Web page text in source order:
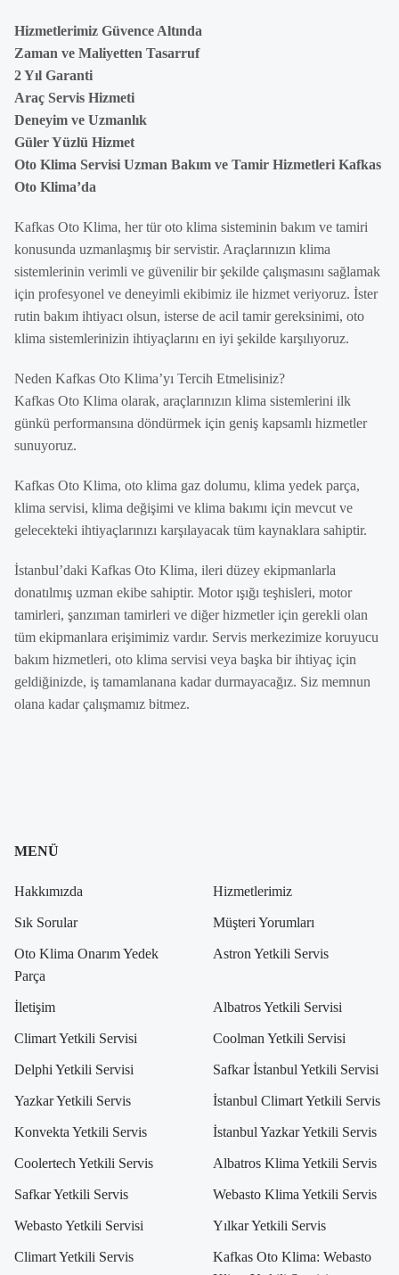
Hizmetlerimiz Güvence Altında
Zaman ve Maliyetten Tasarruf
2 Yıl Garanti
Araç Servis Hizmeti
Deneyim ve Uzmanlık
Güler Yüzlü Hizmet
Oto Klima Servisi Uzman Bakım ve Tamir Hizmetleri Kafkas
Oto Klima’da
Kafkas Oto Klima, her tür oto klima sisteminin bakım ve tamiri
konusunda uzmanlaşmış bir servistir. Araçlarınızın klima
sistemlerinin verimli ve güvenilir bir şekilde çalışmasını sağlamak
için profesyonel ve deneyimli ekibimiz ile hizmet veriyoruz. İster
rutin bakım ihtiyacı olsun, isterse de acil tamir gereksinimi, oto
klima sistemlerinizin ihtiyaçlarını en iyi şekilde karşılıyoruz.
Neden Kafkas Oto Klima’yı Tercih Etmelisiniz?
Kafkas Oto Klima olarak, araçlarınızın klima sistemlerini ilk
günkü performansına döndürmek için geniş kapsamlı hizmetler
sunuyoruz.
Kafkas Oto Klima, oto klima gaz dolumu, klima yedek parça,
klima servisi, klima değişimi ve klima bakımı için mevcut ve
gelecekteki ihtiyaçlarınızı karşılayacak tüm kaynaklara sahiptir.
İstanbul’daki Kafkas Oto Klima, ileri düzey ekipmanlarla
donatılmış uzman ekibe sahiptir. Motor ışığı teşhisleri, motor
tamirleri, şanzıman tamirleri ve diğer hizmetler için gerekli olan
tüm ekipmanlara erişimimiz vardır. Servis merkezimize koruyucu
bakım hizmetleri, oto klima servisi veya başka bir ihtiyaç için
geldiğinizde, iş tamamlanana kadar durmayacağız. Siz memnun
olana kadar çalışmamız bitmez.
MENÜ
Hakkımızda Hizmetlerimiz
Sık Sorular Müşteri Yorumları
Oto Klima Onarım Yedek
Parça
Astron Yetkili Servis
İletişim Albatros Yetkili Servisi
Climart Yetkili Servisi Coolman Yetkili Servisi
Delphi Yetkili Servisi Safkar İstanbul Yetkili Servisi
Yazkar Yetkili Servis İstanbul Climart Yetkili Servis
Konvekta Yetkili Servis İstanbul Yazkar Yetkili Servis
Coolertech Yetkili Servis Albatros Klima Yetkili Servis
Safkar Yetkili Servis Webasto Klima Yetkili Servis
Webasto Yetkili Servisi Yılkar Yetkili Servis
Climart Yetkili Servis
Kafkas Oto Klima: Webasto